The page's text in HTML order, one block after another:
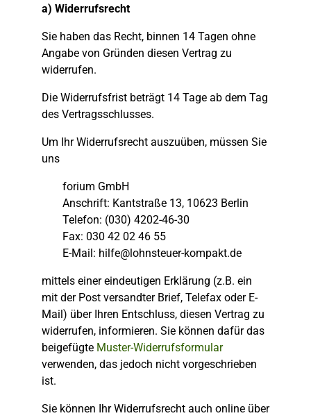
a) Widerrufsrecht
Sie haben das Recht, binnen 14 Tagen ohne
Angabe von Gründen diesen Vertrag zu
widerrufen.
Die Widerrufsfrist beträgt 14 Tage ab dem Tag
des Vertragsschlusses.
Um Ihr Widerrufsrecht auszuüben, müssen Sie
uns
forium GmbH
Anschrift: Kantstraße 13, 10623 Berlin
Telefon: (030) 4202-46-30
Fax: 030 42 02 46 55
E-Mail: hilfe@lohnsteuer-kompakt.de
mittels einer eindeutigen Erklärung (z.B. ein
mit der Post versandter Brief, Telefax oder E-
Mail) über Ihren Entschluss, diesen Vertrag zu
widerrufen, informieren. Sie können dafür das
beigefügte Muster-Widerrufsformular
verwenden, das jedoch nicht vorgeschrieben
ist.
Sie können Ihr Widerrufsrecht auch online über